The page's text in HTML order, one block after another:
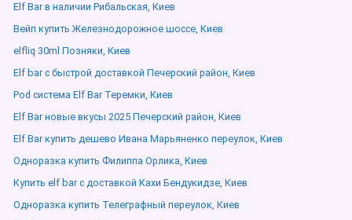
Elf Bar в наличии Рибальская, Киев
Вейп купить Железнодорожное шоссе, Киев
elfliq 30ml Позняки, Киев
Elf bar с быстрой доставкой Печерский район, Киев
Pod система Elf Bar Теремки, Киев
Elf Bar новые вкусы 2025 Печерский район, Киев
Elf Bar купить дешево Ивана Марьяненко переулок, Киев
Одноразка купить Филиппа Орлика, Киев
Купить elf bar с доставкой Кахи Бендукидзе, Киев
Одноразка купить Телеграфный переулок, Киев